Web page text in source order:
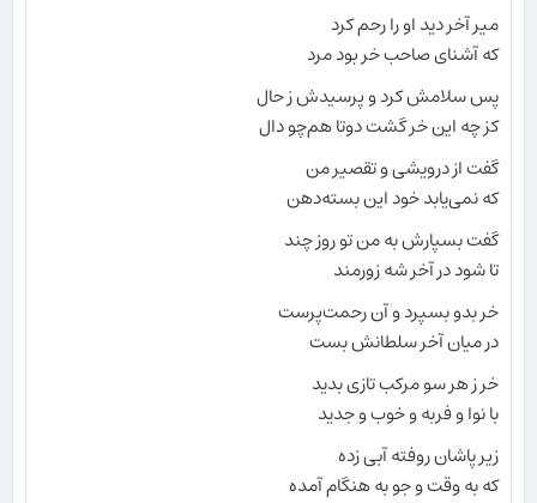
میر آخر دید او را رحم کرد
که آشنای صاحب خر بود مرد
پس سلامش کرد و پرسیدش ز حال
کز چه این خر گشت دوتا هم‌چو دال
گفت از درویشی و تقصیر من
که نمی‌یابد خود این بسته‌دهن
گفت بسپارش به من تو روز چند
تا شود در آخر شه زورمند
خر بدو بسپرد و آن رحمت‌پرست
در میان آخر سلطانش بست
خر ز هر سو مرکب تازی بدید
با نوا و فربه و خوب و جدید
زیر پاشان روفته آبی زده
که به وقت و جو به هنگام آمده